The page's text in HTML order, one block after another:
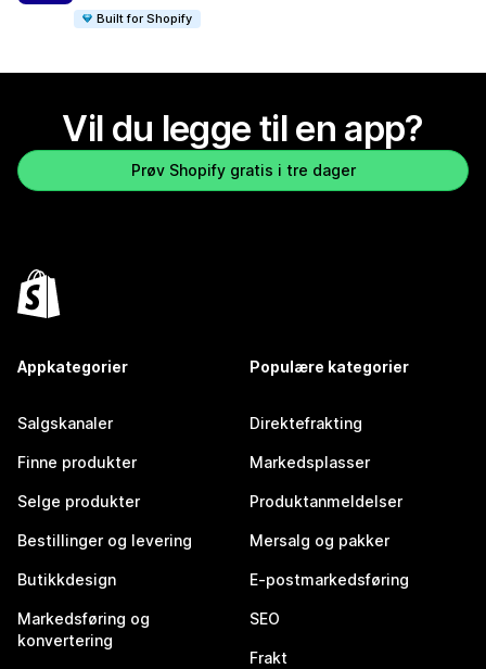
Built for Shopify
Vil du legge til en app?
Prøv Shopify gratis i tre dager
Appkategorier
Salgskanaler
Finne produkter
Selge produkter
Bestillinger og levering
Butikkdesign
Markedsføring og
konvertering
Populære kategorier
Direktefrakting
Markedsplasser
Produktanmeldelser
Mersalg og pakker
E-postmarkedsføring
SEO
Frakt